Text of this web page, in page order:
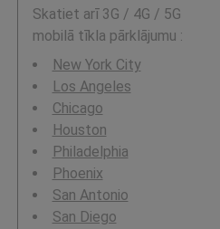
Skatiet arī 3G / 4G / 5G
mobilā tīkla pārklājumu :
New York City
Los Angeles
Chicago
Houston
Philadelphia
Phoenix
San Antonio
San Diego